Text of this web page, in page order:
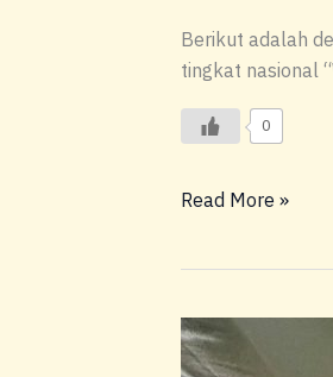
Berikut adalah
tingkat nasional
0
Read More »
Wujudkan
Jiwa